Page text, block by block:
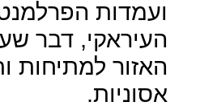
ועמדות
העיראקי, דבר
האזור למתיחות
אסוניות.